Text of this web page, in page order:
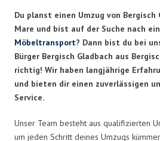
Du planst einen Umzug von Bergisch
Mare und bist auf der Suche nach
Möbeltransport? Dann bist du bei
Bürger Bergisch Gladbach aus
richtig! Wir haben langjährige
und bieten dir einen zuverlässigen
Service.
Unser Team besteht aus qualifizierten
um jeden Schritt deines Umzugs